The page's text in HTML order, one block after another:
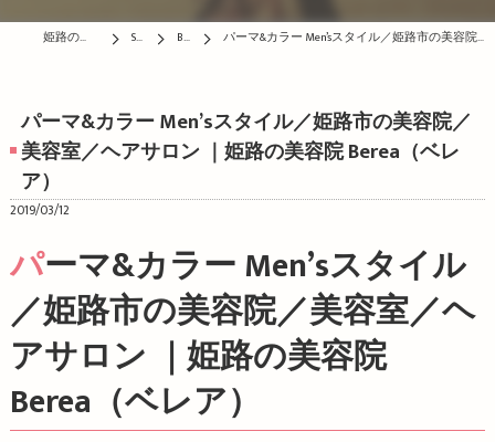
姫路の美容院はBEREA STAFF BLOG パーマ&カラー Men’sスタイル／姫路市の美容院／美容室／ヘアサロン ｜姫路の美容院 Berea（ベレア）
パーマ&カラー Men’sスタイル／姫路市の美容院／
美容室／ヘアサロン ｜姫路の美容院 Berea（ベレ
ア）
2019/03/12
パーマ&カラー Men’sスタイル
／姫路市の美容院／美容室／ヘ
アサロン ｜姫路の美容院
Berea（ベレア）